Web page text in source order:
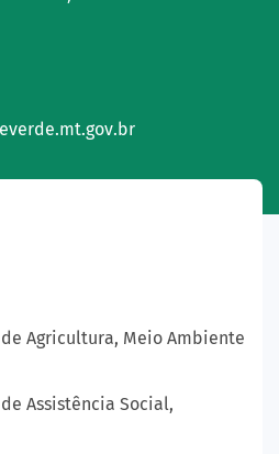
Agricultura, Meio Ambiente
Assistência Social,